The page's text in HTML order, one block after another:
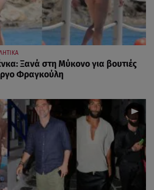
Ξανά στη Μύκονο για βουτιές
Φραγκούλη